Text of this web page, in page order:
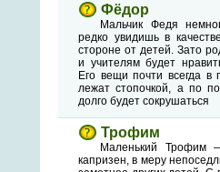
Фёдор
Мальчик Федя
редко увидишь в
стороне от детей. Зато
и учителям будет
Его вещи почти всегда в
лежат стопочкой, а по
долго будет сокрушаться
Трофим
Маленький Трофим
капризен, в меру